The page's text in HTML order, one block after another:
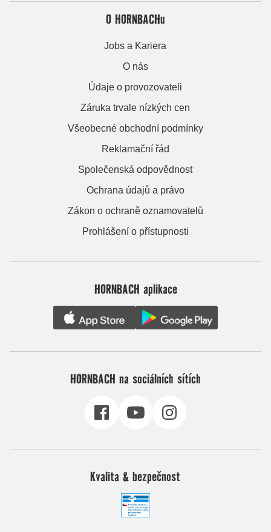
O HORNBACHu
Jobs a Kariera
O nás
Údaje o provozovateli
Záruka trvale nízkých cen
Všeobecné obchodní podmínky
Reklamační řád
Společenská odpovědnost
Ochrana údajů a právo
Zákon o ochraně oznamovatelů
Prohlášení o přístupnosti
HORNBACH aplikace
HORNBACH na sociálních sítích
Kvalita & bezpečnost